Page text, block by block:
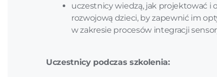
uczestnicy wiedzą, jak projektować i
rozwojową dzieci, by zapewnić im
w zakresie procesów integracji
Uczestnicy podczas szkolenia: